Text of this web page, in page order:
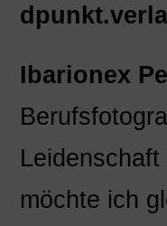
Ibarionex
möchte ich